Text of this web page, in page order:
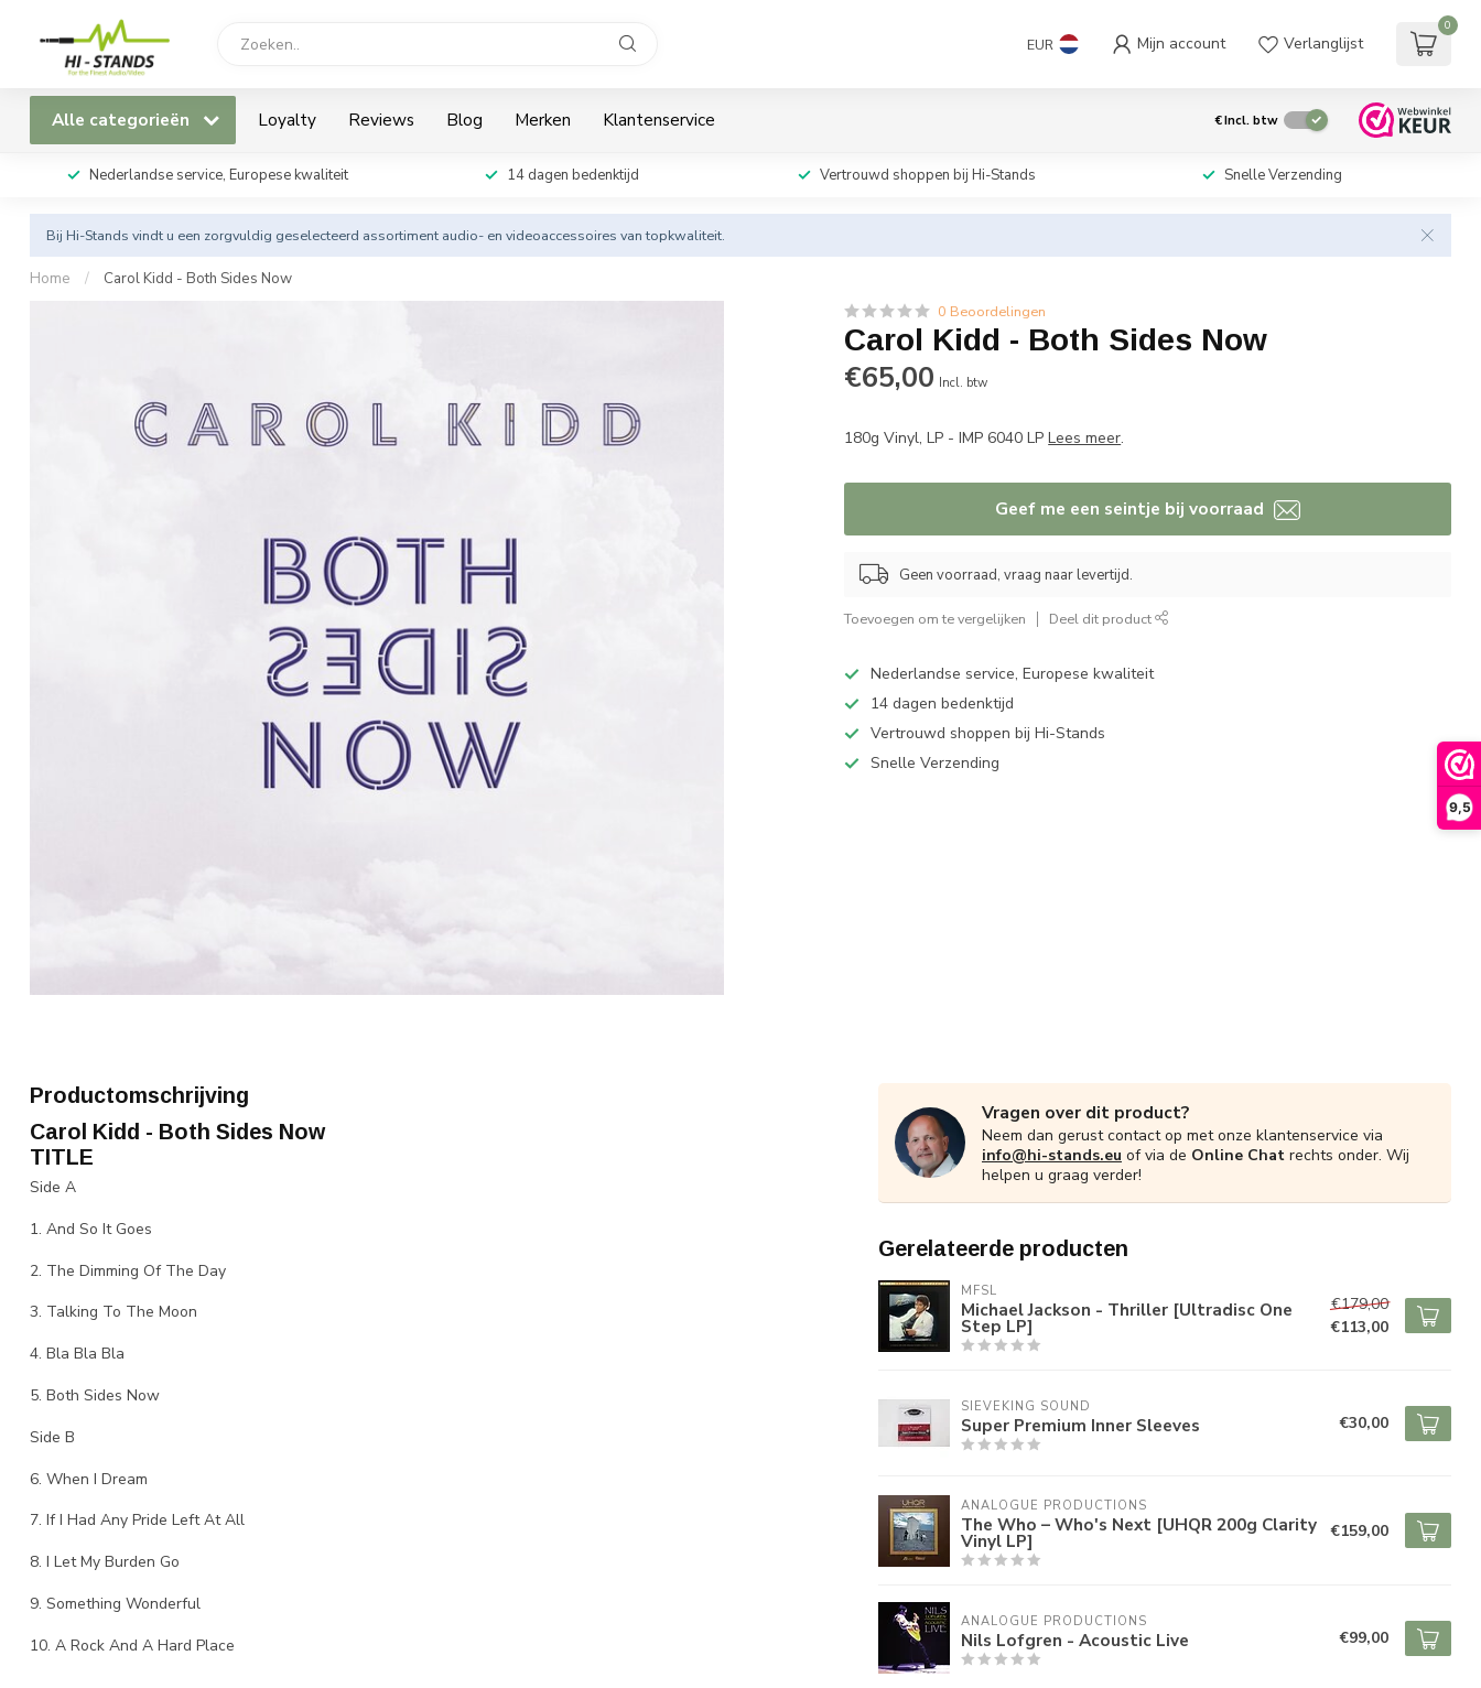
9,5
EUR Mijn account Verlanglijst
0
Alle categorieën Loyalty Reviews Blog Merken Klantenservice €Incl. btw
Nederlandse service, Europese kwaliteit 14 dagen bedenktijd Vertrouwd shoppen bij Hi-Stands Snelle Verzending
Bij Hi-Stands vindt u een zorgvuldig geselecteerd assortiment audio- en videoaccessoires van topkwaliteit.
Home / Carol Kidd - Both Sides Now
0 Beoordelingen
Carol Kidd - Both Sides Now
€65,00 Incl. btw
180g Vinyl, LP - IMP 6040 LPLees meer.
Geef me een seintje bij voorraad
Geen voorraad, vraag naar levertijd.
Toevoegen om te vergelijken Deel dit product
Nederlandse service, Europese kwaliteit
14 dagen bedenktijd
Vertrouwd shoppen bij Hi-Stands
Snelle Verzending
Productomschrijving
Carol Kidd - Both Sides Now
TITLE
Side A
1. And So It Goes
2. The Dimming Of The Day
3. Talking To The Moon
4. Bla Bla Bla
5. Both Sides Now
Side B
6. When I Dream
7. If I Had Any Pride Left At All
8. I Let My Burden Go
9. Something Wonderful
10. A Rock And A Hard Place
Vragen over dit product?
Neem dan gerust contact op met onze klantenservice via
info@hi-stands.eu of via de Online Chat rechts onder. Wij
helpen u graag verder!
Gerelateerde producten
MFSL
Michael Jackson - Thriller [Ultradisc One
Step LP]
€179,00
€113,00
SIEVEKING SOUND
Super Premium Inner Sleeves €30,00
ANALOGUE PRODUCTIONS
The Who – Who's Next [UHQR 200g Clarity
Vinyl LP] €159,00
ANALOGUE PRODUCTIONS
Nils Lofgren - Acoustic Live €99,00